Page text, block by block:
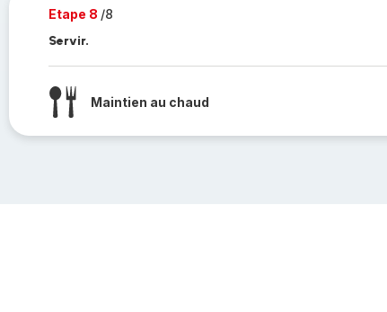
Etape 8 /8
Servir.
Maintien au chaud